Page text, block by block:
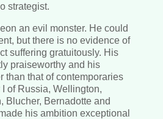
strategist.
an evil monster. He could
but there is no evidence of
suffering gratuitously. His
praiseworthy and his
than that of contemporaries
of Russia, Wellington,
Blucher, Bernadotte and
his ambition exceptional